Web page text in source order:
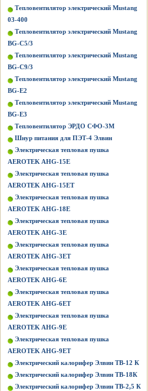
Тепловентилятор электрический Mustang
03-400
Тепловентилятор электрический Mustang
BG-C5/3
Тепловентилятор электрический Mustang
BG-C9/3
Тепловентилятор электрический Mustang
BG-Е2
Тепловентилятор электрический Mustang
BG-Е3
Тепловентилятор ЭРДО СФО-3М
Шнур питания для ПЭТ-4 Элвин
Электрическая тепловая пушка
AEROTEK AHG-15E
Электрическая тепловая пушка
AEROTEK AHG-15ET
Электрическая тепловая пушка
AEROTEK AHG-18E
Электрическая тепловая пушка
AEROTEK AHG-3E
Электрическая тепловая пушка
AEROTEK AHG-3ET
Электрическая тепловая пушка
AEROTEK AHG-6E
Электрическая тепловая пушка
AEROTEK AHG-6ET
Электрическая тепловая пушка
AEROTEK AHG-9E
Электрическая тепловая пушка
AEROTEK AHG-9ET
Электрический калорифер Элвин ТВ-12 К
Электрический калорифер Элвин ТВ-18К
Электрический калорифер Элвин ТВ-2,5 К